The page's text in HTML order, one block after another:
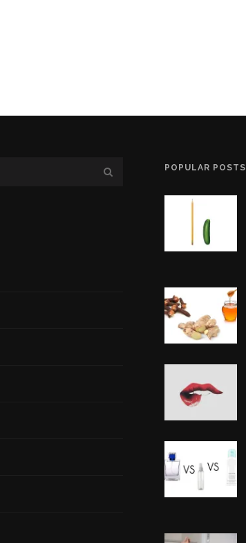
POPULAR POSTS